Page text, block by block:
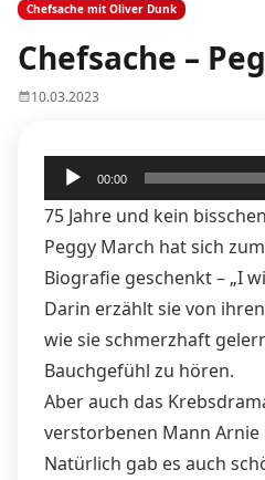
Chefsache mit Oliver Dunk
Chefsache –
10.03.2023
Audio-
Player
00:00
75 Jahre und kein
Peggy March hat sich
Biografie geschenkt – „I
Darin erzählt sie von
wie sie schmerzhaft
Bauchgefühl zu hören.
Aber auch das
verstorbenen Mann Arnie
Natürlich gab es auch